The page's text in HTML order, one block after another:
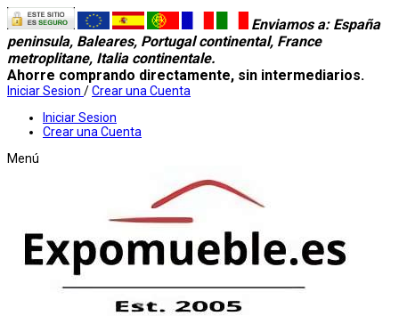
Enviamos a: España
peninsula, Baleares, Portugal continental, France
metroplitane, Italia continentale.
Ahorre comprando directamente, sin intermediarios.
Iniciar Sesion /Crear una Cuenta
Iniciar Sesion
Crear una Cuenta
Menú